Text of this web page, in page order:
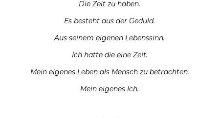
Die Zeit zu haben.
Es besteht aus der Geduld.
Aus seinem eigenen Lebenssinn.
Ich hatte die eine Zeit.
Mein eigenes Leben als Mensch zu betrachten.
Mein eigenes Ich.